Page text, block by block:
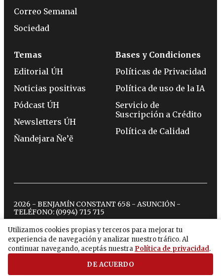
Utilizamos cookies propias y terceros para mejorar tu
experiencia de navegación y analizar nuestro tráfico. Al
continuar navegando, aceptás nuestra Política de privacidad.
DE ACUERDO
Correo Semanal
Sociedad
Temas
Editorial ÚH
Noticias positivas
Pódcast ÚH
Newsletters ÚH
Ñandejara Ñe’ẽ
Bases y Condiciones
Políticas de Privacidad
Política de uso de la IA
Servicio de
Suscripción a Crédito
Política de Calidad
2026 - BENJAMÍN CONSTANT 658 - ASUNCIÓN -
TELÉFONO: (0994) 715 715
twitterinstagram
facebook
tiktokyoutubespotify